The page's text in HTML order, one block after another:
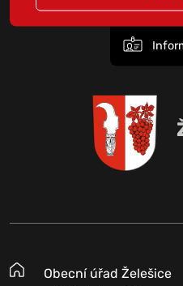
Obecní úřad Želešice